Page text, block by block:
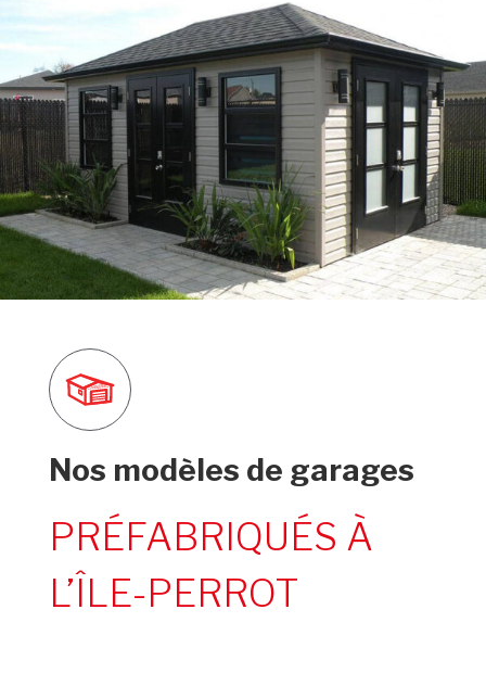
Nos modèles de garages
PRÉFABRIQUÉS À
L’ÎLE-PERROT